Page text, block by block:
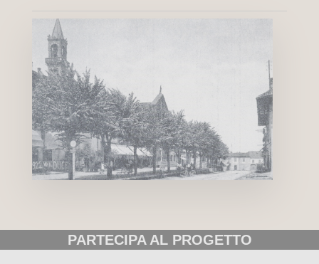
PARTECIPA AL PROGETTO